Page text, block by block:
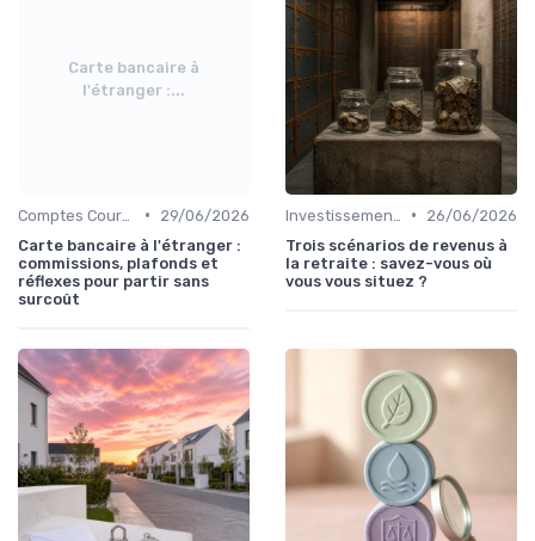
Carte bancaire à
l'étranger :...
•
29/06/2026
Carte bancaire à l'étranger :
commissions, plafonds et
réflexes pour partir sans
surcoût
•
26/06/2026
Trois scénarios de revenus à
la retraite : savez-vous où
vous vous situez ?